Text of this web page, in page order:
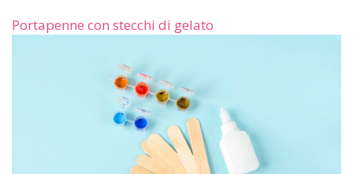
Portapenne con stecchi di gelato